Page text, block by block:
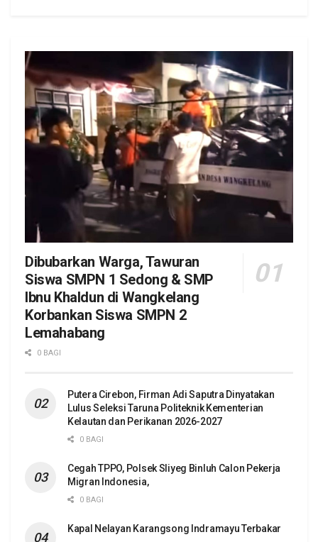
Dibubarkan Warga, Tawuran
Siswa SMPN 1 Sedong & SMP
Ibnu Khaldun di Wangkelang
Korbankan Siswa SMPN 2
Lemahabang
0 BAGI
Putera Cirebon, Firman Adi Saputra Dinyatakan
Lulus Seleksi Taruna Politeknik Kementerian
Kelautan dan Perikanan 2026-2027
0 BAGI
Cegah TPPO, Polsek Sliyeg Binluh Calon Pekerja
Migran Indonesia,
0 BAGI
Kapal Nelayan Karangsong Indramayu Terbakar